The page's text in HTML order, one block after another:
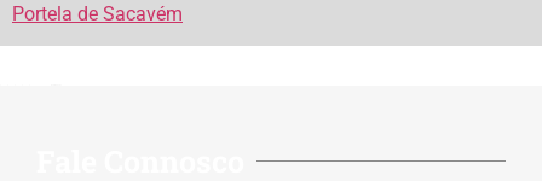
Portela de Sacavém